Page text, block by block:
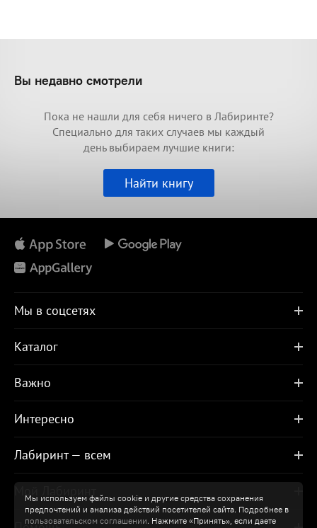
Мы используем файлы cookie и другие средства сохранения
предпочтений и анализа действий посетителей сайта. Подробнее в
пользовательском соглашении. Нажмите «Принять», если даете
Вы недавно смотрели
Пока не нашли для себя ничего в Лабиринте?
Специально для таких случаев мы каждый
день выбираем лучшие книги:
Найти книгу
Мы в соцсетях
Каталог
Важно
Интересно
Лабиринт — всем